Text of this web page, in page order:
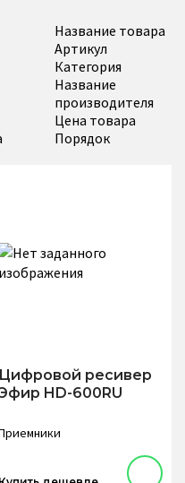
Название товара
Артикул
Категория
Название
производителя
Цена товара
Порядок
Цифровой ресивер
HD-600RU